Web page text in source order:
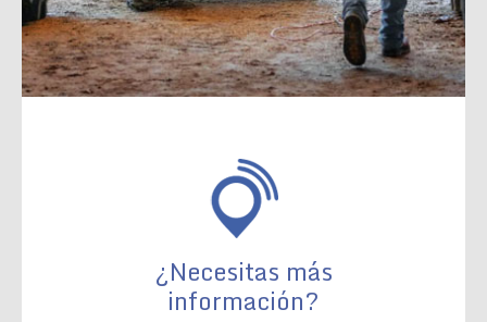
¿Necesitas más
información?